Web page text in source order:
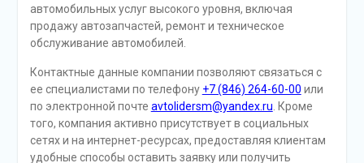
автомобильных услуг высокого уровня, включая
продажу автозапчастей, ремонт и техническое
обслуживание автомобилей.
Контактные данные компании позволяют связаться с
ее специалистами по телефону +7 (846) 264-60-00 или
по электронной почте avtolidersm@yandex.ru. Кроме
того, компания активно присутствует в социальных
сетях и на интернет-ресурсах, предоставляя клиентам
удобные способы оставить заявку или получить